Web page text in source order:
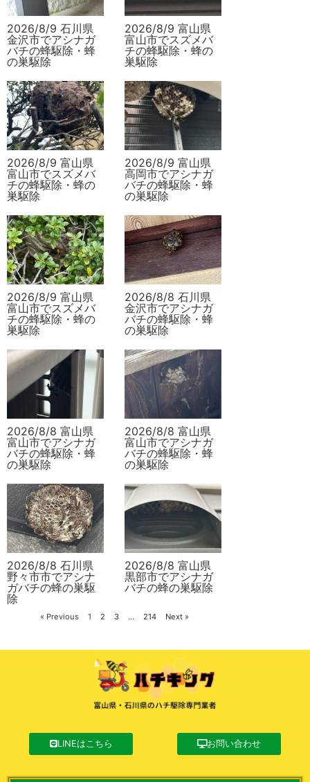
2026/8/9 石川県
金沢市でアシナガ
バチの蜂駆除・蜂
の巣駆除
2026/8/9 富山県
富山市でスズメバ
チの蜂駆除・蜂の
巣駆除
2026/8/9 富山県
富山市でスズメバ
チの蜂駆除・蜂の
巣駆除
2026/8/9 富山県
高岡市でアシナガ
バチの蜂駆除・蜂
の巣駆除
2026/8/9 富山県
富山市でスズメバ
チの蜂駆除・蜂の
巣駆除
2026/8/8 石川県
金沢市でアシナガ
バチの蜂駆除・蜂
の巣駆除
2026/8/8 富山県
富山市でアシナガ
バチの蜂駆除・蜂
の巣駆除
2026/8/8 富山県
富山市でアシナガ
バチの蜂駆除・蜂
の巣駆除
2026/8/8 石川県
野々市市でアシナ
ガバチの蜂の巣駆
除
2026/8/8 富山県
黒部市でアシナガ
バチの蜂の巣駆除
« Previous 1 2 3 … 214 Next »
LINEはこちら お問い合わせ